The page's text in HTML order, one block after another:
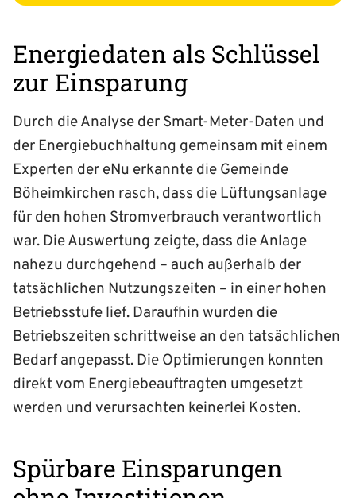
Energiedaten als Schlüssel
zur Einsparung
Durch die Analyse der Smart-Meter-Daten und
der Energiebuchhaltung gemeinsam mit einem
Experten der eNu erkannte die Gemeinde
Böheimkirchen rasch, dass die Lüftungsanlage
für den hohen Stromverbrauch verantwortlich
war. Die Auswertung zeigte, dass die Anlage
nahezu durchgehend – auch außerhalb der
tatsächlichen Nutzungszeiten – in einer hohen
Betriebsstufe lief. Daraufhin wurden die
Betriebszeiten schrittweise an den tatsächlichen
Bedarf angepasst. Die Optimierungen konnten
direkt vom Energiebeauftragten umgesetzt
werden und verursachten keinerlei Kosten.
Spürbare Einsparungen